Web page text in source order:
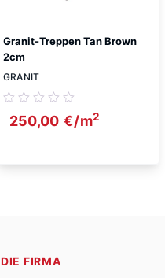
Granit-Treppen Tan Brown
2cm
GRANIT
250,00 €/m2
DIE FIRMA